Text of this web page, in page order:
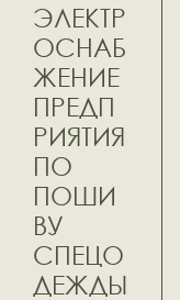
ЭЛЕКТР
ОСНАБ
ЖЕНИЕ
ПРЕДП
РИЯТИЯ
ПО
ПОШИ
ВУ
СПЕЦО
ДЕЖДЫ